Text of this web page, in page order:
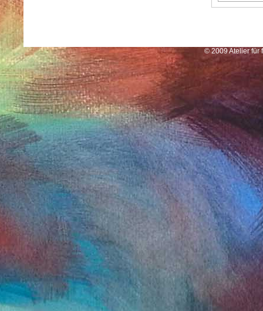
© 2009 Atelier für